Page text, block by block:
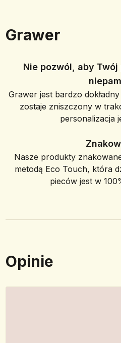
Grawer
Nie pozwól, aby Twój
Grawer jest bardzo
zostaje zniszczony w
personalizacja
Nasze produkty
metodą Eco Touch, która
pieców jest w
Opinie